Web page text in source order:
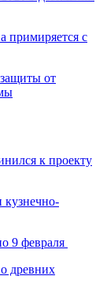
примиряется с
от
к проекту
кузнечно-
9 февраля
древних